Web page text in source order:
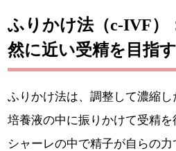
ふりかけ法（c-IVF）
然に近い受精を目指す
ふりかけ法は、調整して濃縮
培養液の中に振りかけて受精を
シャーレの中で精子が自らの